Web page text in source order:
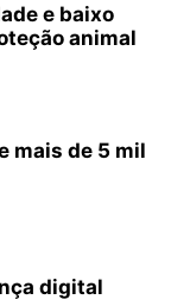
e baixo
animal
mais de 5 mil
digital